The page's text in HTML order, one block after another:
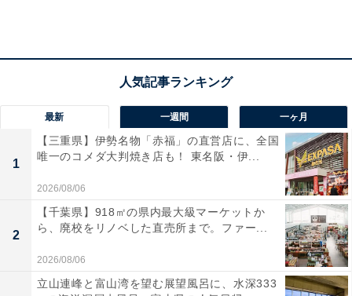
最新 一週間 一ヶ月
1
【三重県】伊勢名物「赤福」の直営店に、全国
唯一のコメダ大判焼き店も！ 東名阪・伊...
2026/08/06
2
【千葉県】918㎡の県内最大級マーケットか
ら、廃校をリノベした直売所まで。ファー...
2026/08/06
立山連峰と富山湾を望む展望風呂に、水深333